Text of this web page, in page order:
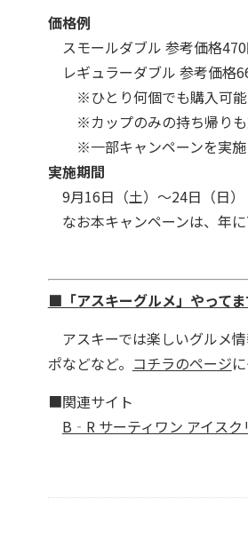
価格例
スモールダブル 参考価格
レギュラーダブル 参考価格
※ひとり何個でも購入可能
※カップのみの持ち帰りも
※一部キャンペーンを実施
実施期間
9月16日（土）～24日（日）
なお本キャンペーンは、年
■「アスキーグルメ」やって
アスキーでは楽しいグルメ
ポなどなど。 コチラのページ
■関連サイト
B‐R サーティワン アイスク